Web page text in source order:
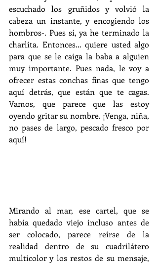
escuchado los gruñidos y volvió la
cabeza un instante, y encogiendo los
hombros-. Pues sí, ya he terminado la
charlita. Entonces… quiere usted algo
para que se le caiga la baba a alguien
muy importante. Pues nada, le voy a
ofrecer estas conchas finas que tengo
aquí detrás, que están que te cagas.
Vamos, que parece que las estoy
oyendo gritar su nombre. ¡Venga, niña,
no pases de largo, pescado fresco por
aquí!
Mirando al mar, ese cartel, que se
había quedado viejo incluso antes de
ser colocado, parece reírse de la
realidad dentro de su cuadrilátero
multicolor y los restos de su mensaje,